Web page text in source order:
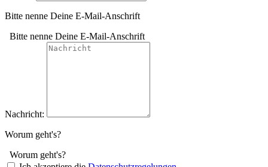
Bitte nenne Deine E-Mail-Anschrift
Bitte nenne Deine E-Mail-Anschrift
Nachricht:
Worum geht's?
Worum geht's?